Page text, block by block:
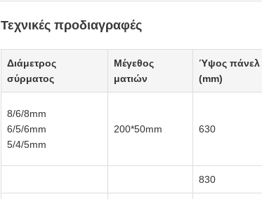
Τεχνικές προδιαγραφές
Διάμετρος
σύρματος
Μέγεθος
ματιών
Ύψος πάνελ
(mm)
8/6/8mm
6/5/6mm
5/4/5mm
200*50mm 630
830